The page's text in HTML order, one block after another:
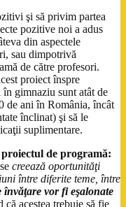
şi să privim partea
pozitive noi a adus
din aspectele
sau dimpotrivă
de către profesori.
proiect înspre
gimnaziu sunt atât de
de ani în România, încât
înclinat) şi să le
suplimentare.
de programă:
se creează oportunităţi
între diferite teme, între
învăţare vor fi eşalonate
că acestea trebuie să fie